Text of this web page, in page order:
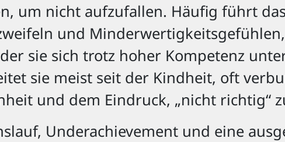
um nicht aufzufallen. Häufig führt
und
sie sich trotz hoher Kompetenz
sie meist seit der Kindheit, oft
und dem Eindruck, „nicht richtig“
Underachievement und eine